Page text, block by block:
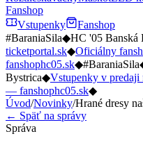
Fanshop
Vstupenky
Fanshop
#BaraniaSila◆HC '05 Banská
ticketportal.sk◆Oficiálny
fanshophc05.sk◆#BaraniaSila
Bystrica◆Vstupenky v predaji
— fanshophc05.sk◆
Úvod/Novinky/Hrané dresy
← Späť na správy
Správa